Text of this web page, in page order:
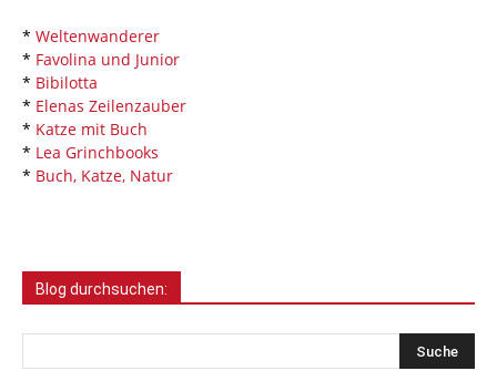
* Weltenwanderer
* Favolina und Junior
* Bibilotta
* Elenas Zeilenzauber
* Katze mit Buch
* Lea Grinchbooks
* Buch, Katze, Natur
Blog durchsuchen: